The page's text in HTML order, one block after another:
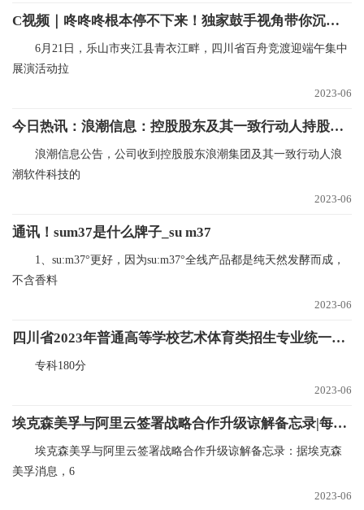
C视频｜咚咚咚根本停不下来！独家鼓手视角带你沉浸式划龙舟
6月21日，乐山市夹江县青衣江畔，四川省百舟竞渡迎端午集中
展演活动拉
2023-06
今日热讯：浪潮信息：控股股东及其一致行动人持股比例下降7.09%
浪潮信息公告，公司收到控股股东浪潮集团及其一致行动人浪
潮软件科技的
2023-06
通讯！sum37是什么牌子_su m37
1、su:m37°更好，因为su:m37°全线产品都是纯天然发酵而成，
不含香料
2023-06
四川省2023年普通高等学校艺术体育类招生专业统一考试成绩录取控制分数线确定
专科180分
2023-06
埃克森美孚与阿里云签署战略合作升级谅解备忘录|每日报道
埃克森美孚与阿里云签署战略合作升级谅解备忘录：据埃克森
美孚消息，6
2023-06